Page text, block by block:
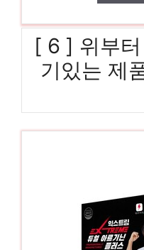
[ 6 ] 위부
기있는 제